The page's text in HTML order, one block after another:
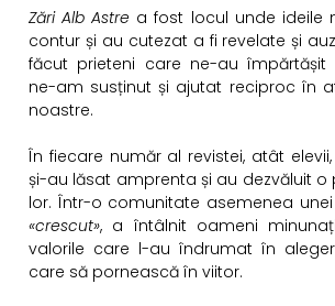
Zări Alb Astre a fost locul unde ideile
contur și au cutezat a fi revelate și
făcut prieteni care ne-au împărtășit
ne-am susținut și ajutat reciproc în
noastre.
În fiecare număr al revistei, atât
și-au lăsat amprenta și au dezvăluit o
lor. Într-o comunitate asemenea
«crescut», a întâlnit oameni
valorile care l-au îndrumat în
care să pornească în viitor.